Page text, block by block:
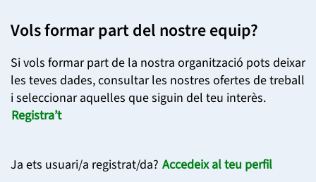
Vols formar part del nostre equip?
Si vols formar part de la nostra organització pots deixar
les teves dades, consultar les nostres ofertes de treball
i seleccionar aquelles que siguin del teu interès.
Registra’t
Ja ets usuari/a registrat/da? Accedeix al teu perfil